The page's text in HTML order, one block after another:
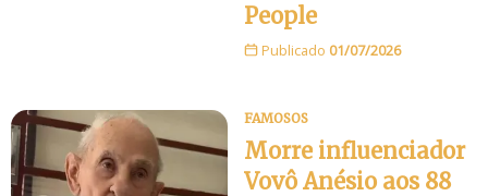
People
Publicado 01/07/2026
FAMOSOS
Morre influenciador
Vovô Anésio aos 88